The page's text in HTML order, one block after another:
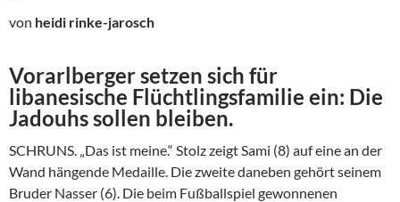
von heidi rinke-jarosch
Vorarlberger setzen sich für
libanesische Flüchtlingsfamilie ein: Die
Jadouhs sollen bleiben.
SCHRUNS. „Das ist meine.“ Stolz zeigt Sami (8) auf eine an der
Wand hängende Medaille. Die zweite daneben gehört seinem
Bruder Nasser (6). Die beim Fußballspiel gewonnenen